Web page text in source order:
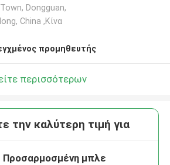
Dongguan,
China ,Κίνα
προμηθευτής
περισσότερων
την καλύτερη τιμή για
Προσαρμοσμένη μπλε